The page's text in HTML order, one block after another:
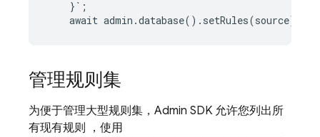
} ` ;
await admin .database() . setRules(source);
管理规则集
为便于管理大型规则集， Admin SDK 允许您列出所
有现有规则 ，使用